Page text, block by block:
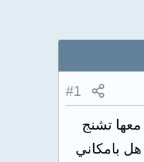
#1
تشنج
بامكاني